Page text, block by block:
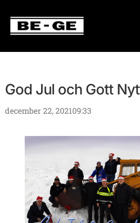
God Jul och Gott
december 22, 202109:33